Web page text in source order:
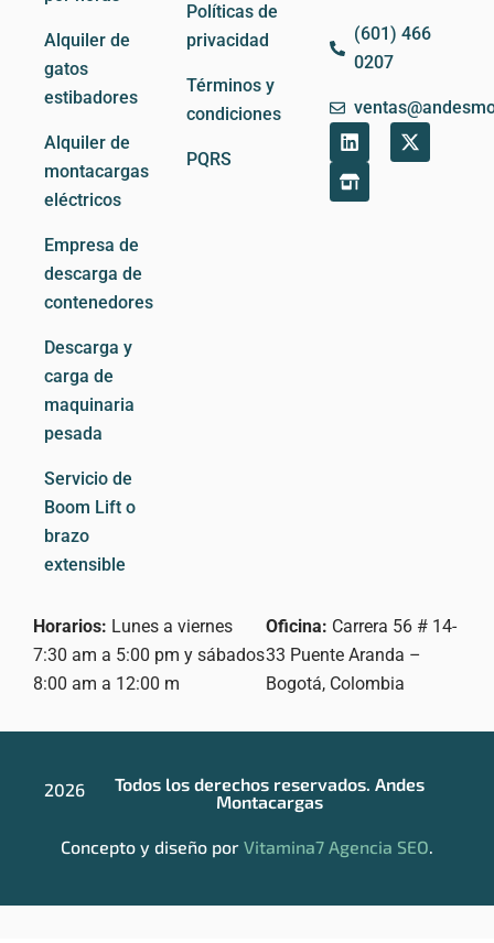
Alquiler de
gatos
estibadores
Alquiler de
montacargas
eléctricos
Empresa de
descarga de
contenedores
Descarga y
carga de
maquinaria
pesada
Servicio de
Boom Lift o
brazo
extensible
Políticas de
privacidad
Términos y
condiciones
PQRS
(601) 466
0207
L
i
n
k
X
-
S
t
o
r
Horarios: Lunes a viernes
7:30 am a 5:00 pm y sábados
8:00 am a 12:00 m
Oficina: Carrera 56 # 14-
33 Puente Aranda –
Bogotá, Colombia
2026
Todos los derechos reservados. Andes
Montacargas
Concepto y diseño por Vitamina7 Agencia SEO.